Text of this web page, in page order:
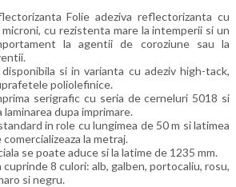
Folie adeziva reflectorizanta cu
cu rezistenta mare la intemperii si un
la agentii de coroziune sau la
si in varianta cu adeziv high-tack,
poliolefinice.
serigrafic cu seria de cerneluri 5018 si
dupa imprimare.
in role cu lungimea de 50 m si latimea
la metraj.
se poate aduce si la latime de 1235 mm.
8 culori: alb, galben, portocaliu, rosu,
si negru.